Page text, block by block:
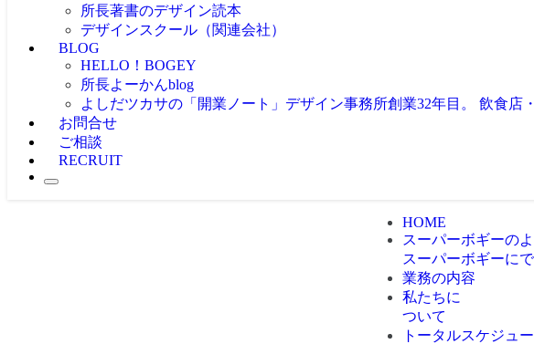
所長著書のデザイン読本
デザインスクール（関連会社）
BLOG
HELLO！BOGEY
所長よーかんblog
よしだツカサの「開業ノート」 デザイン事務所創業32年目。 飲食店
お問合せ
ご相談
RECRUIT
HOME
スーパーボギーの
スーパーボギーに
業務の内容
私たちに
ついて
トータルスケジュ